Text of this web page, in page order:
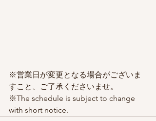
※営業日が変更となる場合がございま
すこと、ご了承くださいませ。
※The schedule is subject to change
with short notice.